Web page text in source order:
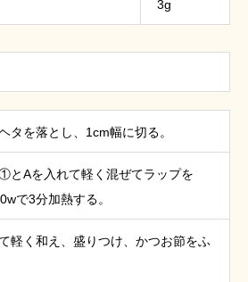
3g
タを落とし、1cm幅に切る。
とAを入れて軽く混ぜてラップを
で3分加熱する。
軽く和え、盛りつけ、かつお節をふ